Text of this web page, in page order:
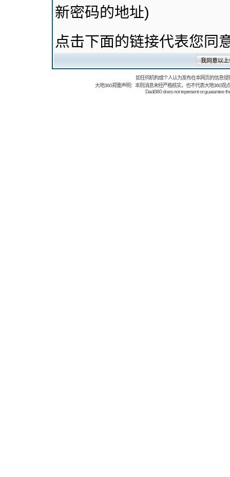
新密码的地址)
点击下面的链接代表您同
如任何机构或个人认为发布在本网页的信息
大地360郑重声明：本则消息未经严格核实，也不代表大地360观
Dadi360 does not represent or guarantee